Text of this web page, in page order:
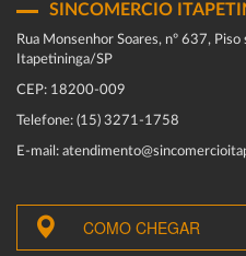
SINCOMERCIO
Rua Monsenhor Soares, nº 637,
Itapetininga/SP
CEP: 18200-009
Telefone: (15) 3271-1758
E-mail:
COMO CHEGAR